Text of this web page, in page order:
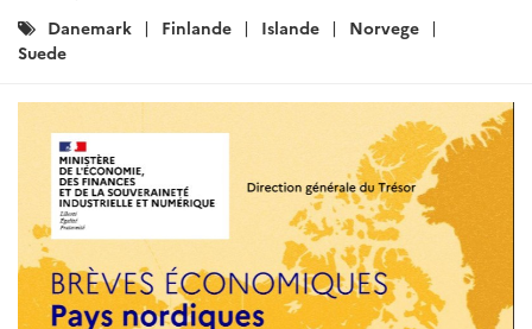
Catégories
:
Danemark Finlande Islande
Norvege
Suede